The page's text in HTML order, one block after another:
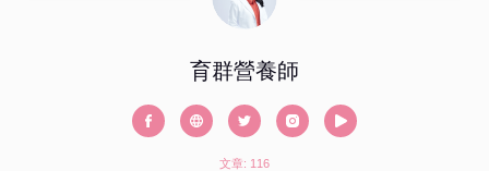
育群營養師
文章: 116